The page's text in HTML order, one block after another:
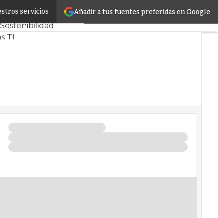
Añadir a tus fuentes preferidas en Google
servicios
CPD y Mercado
Sostenibilidad
TI